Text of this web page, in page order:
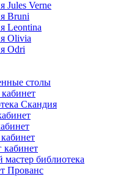
Jules Verne
Bruni
Leontina
Olivia
Odri
столы
Скандия
кабинет
библиотека
Прованс